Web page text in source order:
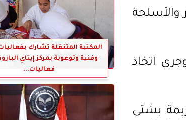
والأسلحة
تقريبا، وجرى اتخاذ
بشتى
المكتبة المتنقلة تشارك
وفنية وتوعوية بمركز إيتاي
فعاليات...